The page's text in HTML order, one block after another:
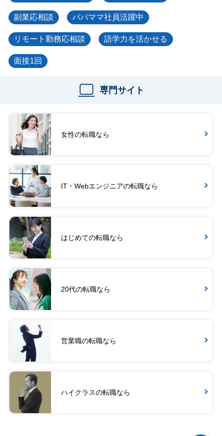
副業応相談 パパママ社員活躍中
リモート勤務応相談 語学力を活かせる
面接1回
専門サイト
女性の転職なら
IT・Webエンジニアの転職なら
はじめての転職なら
20代の転職なら
営業職の転職なら
ハイクラスの転職なら